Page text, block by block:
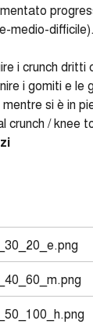
medio-difficile).
i crunch dritti
i gomiti e le
si è in
crunch / knee